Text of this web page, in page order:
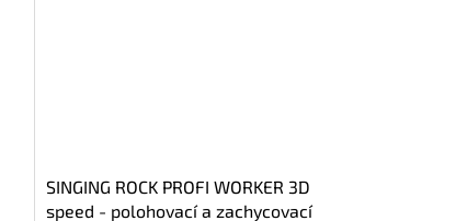
SINGING ROCK PROFI WORKER 3D
speed - polohovací a zachycovací